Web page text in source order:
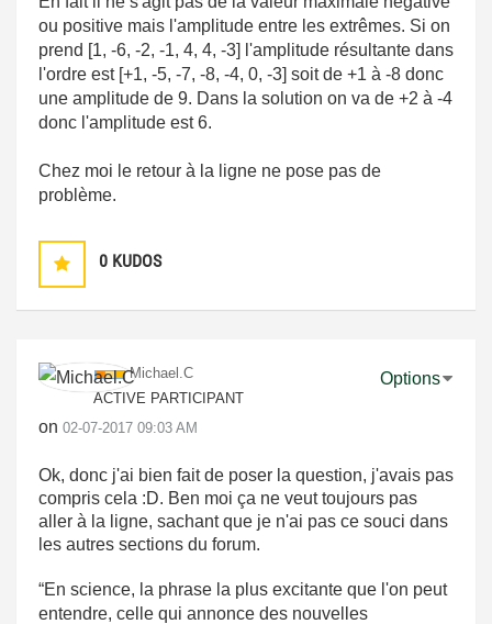
ou positive mais l'amplitude entre les extrêmes. Si on
prend [1, -6, -2, -1, 4, 4, -3] l'amplitude résultante dans
l'ordre est [+1, -5, -7, -8, -4, 0, -3] soit de +1 à -8 donc
une amplitude de 9. Dans la solution on va de +2 à -4
donc l'amplitude est 6.
Chez moi le retour à la ligne ne pose pas de
problème.
0 KUDOS
Michael.C
ACTIVE PARTICIPANT
on ‎02-07-2017 09:03 AM
Options
Ok, donc j'ai bien fait de poser la question, j'avais pas
compris cela :D. Ben moi ça ne veut toujours pas
aller à la ligne, sachant que je n'ai pas ce souci dans
les autres sections du forum.
“En science, la phrase la plus excitante que l'on peut
entendre, celle qui annonce des nouvelles